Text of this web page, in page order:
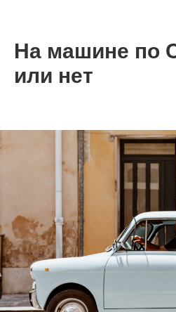
На машине по
или нет